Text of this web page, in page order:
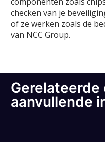
checken van je
of ze werken zoals de
van NCC Group.
aanvullende